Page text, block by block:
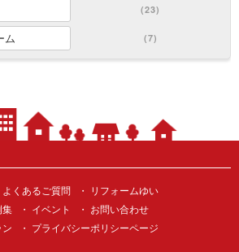
(23)
ム (7)
よくあるご質問
リフォームゆい
集 イベント
お問い合わせ
プライバシーポリシーページ